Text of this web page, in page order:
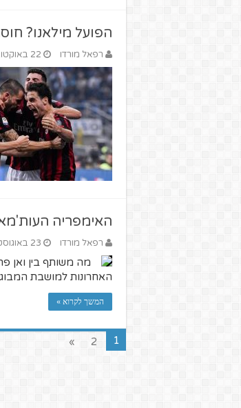
הפועל מילאנו?
רפאל מורדו 22 באוקטובר 2017
האימפריה
רפאל מורדו 23 באוגוסט 2017
מה משותף בין ואן
האחרונות למושבת
המשך לקרוא »
1
2
»